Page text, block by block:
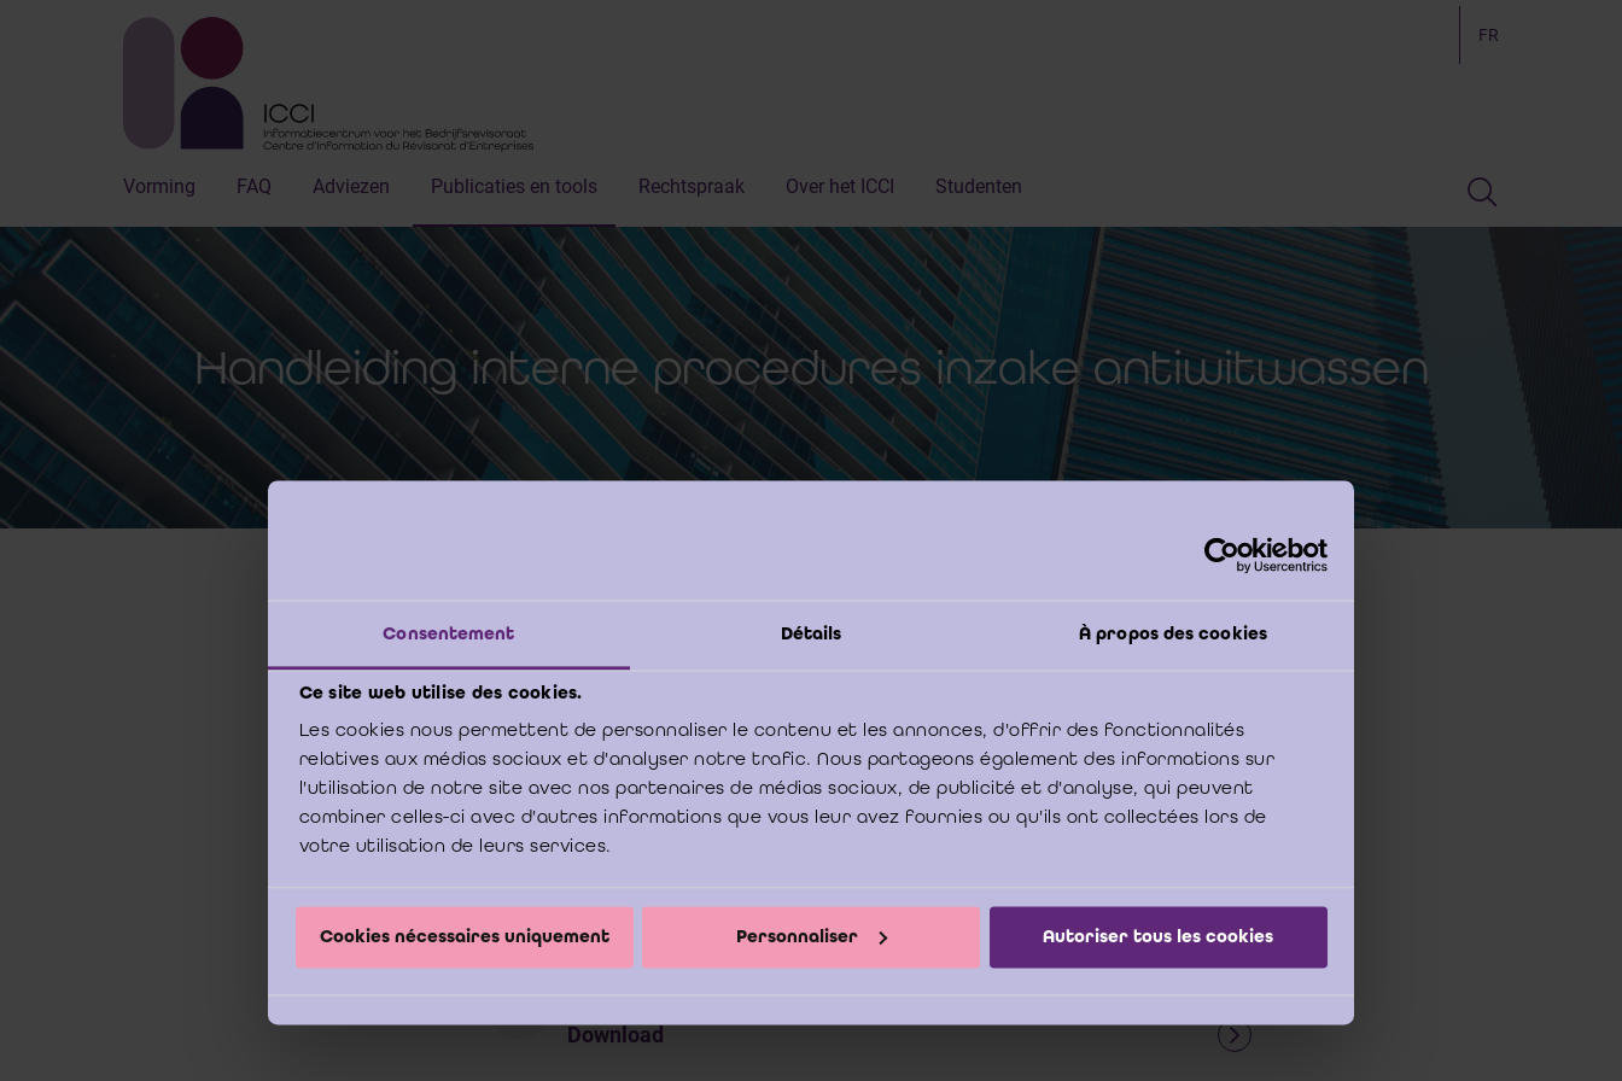
Consentement Détails À propos des cookies
Ce site web utilise des cookies.
Les cookies nous permettent de personnaliser le contenu et les annonces, d'offrir des fonctionnalités
relatives aux médias sociaux et d'analyser notre trafic. Nous partageons également des informations sur
l'utilisation de notre site avec nos partenaires de médias sociaux, de publicité et d'analyse, qui peuvent
combiner celles-ci avec d'autres informations que vous leur avez fournies ou qu'ils ont collectées lors de
votre utilisation de leurs services.
Cookies nécessaires uniquement Personnaliser Autoriser tous les cookies
FR
Vorming FAQ Adviezen Publicaties en tools Rechtspraak Over het ICCI Studenten
Handleiding interne procedures inzake antiwitwassen
Een volledige update van de handleiding werd uitgevoerd in september 2024 om sommige
hoofdstukken te herstructureren voor een gemakkelijkere leesbaarheid van deze
handleiding. Deze update houdt rekening met de aanbeveling van het College van toezicht
op de bedrijfsrevisoren 2024/01 over het tijdstip van identificatie en verificatie van de
identiteit van de cliënt, de uiteindelijke begunstigden van de cliënt en de lasthebbers van
de cliënt.
Download
Download